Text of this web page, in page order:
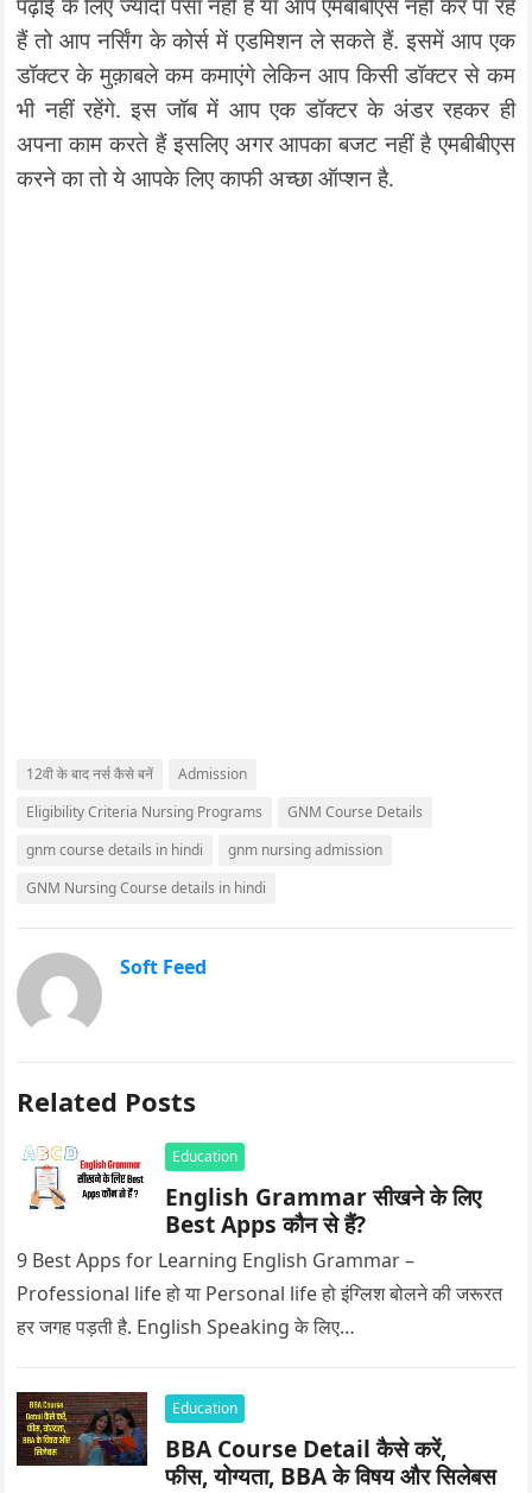
हैं तो आप नर्सिंग के कोर्स में एडमिशन ले सकते हैं. इसमें आप एक
डॉक्टर के मुक़ाबले कम कमाएंगे लेकिन आप किसी डॉक्टर से कम
भी नहीं रहेंगे. इस जॉब में आप एक डॉक्टर के अंडर रहकर ही
अपना काम करते हैं इसलिए अगर आपका बजट नहीं है एमबीबीएस
करने का तो ये आपके लिए काफी अच्छा ऑप्शन है.
12वी के बाद नर्स कैसे बनें
Admission
Eligibility Criteria Nursing Programs
GNM Course Details
gnm course details in hindi
gnm nursing admission
GNM Nursing Course details in hindi
Soft Feed
Related Posts
Education
English Grammar सीखने के लिए
Best Apps कौन से हैं?
9 Best Apps for Learning English Grammar –
Professional life हो या Personal life हो इंग्लिश बोलने की जरूरत
हर जगह पड़ती है. English Speaking के लिए…
Education
BBA Course Detail कैसे करें,
फीस, योग्यता, BBA के विषय और सिलेबस